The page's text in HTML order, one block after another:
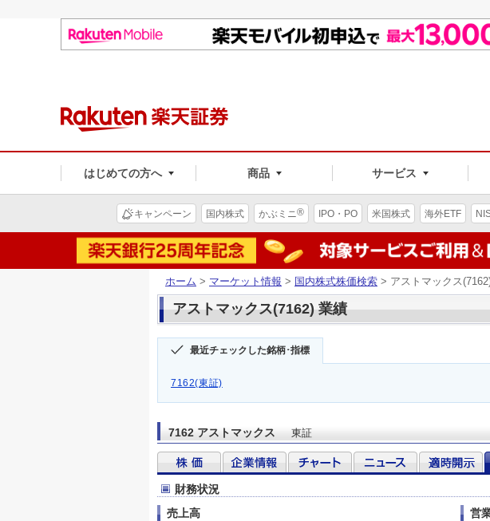
はじめての方へ 商品 サービス
キャンペーン 国内株式 かぶミニ® IPO・PO 米国株式 海外ETF
ホーム > マーケット情報 > 国内株式株価検索 > アストマックス
アストマックス(7162) 業績
最近チェックした銘柄･指標
7162(東証)
7162 アストマックス 東証